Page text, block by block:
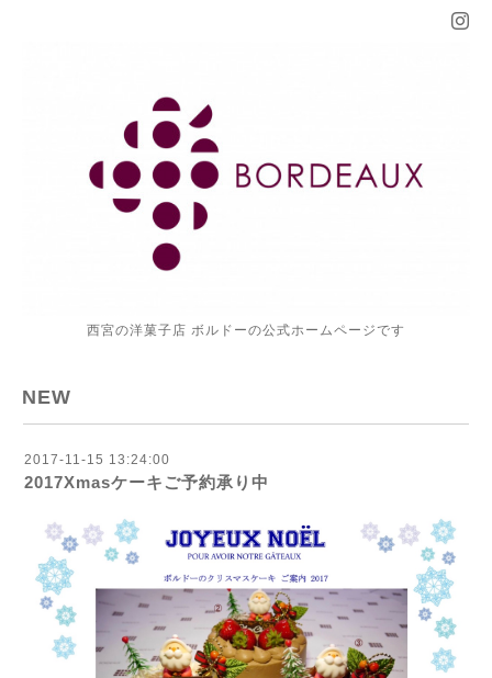
西宮の洋菓子店 ボルドーの公式ホームページです
NEW
2017-11-15 13:24:00
2017Xmasケーキご予約承り中